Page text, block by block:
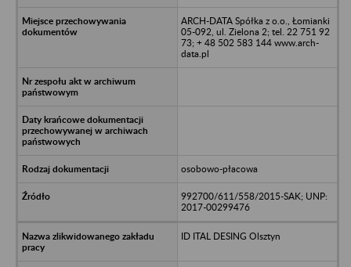
ARCH-DATA Spółka z o.o., Łomianki
05-092, ul. Zielona 2; tel. 22 751 92
73; + 48 502 583 144 www.arch-
data.pl
osobowo-płacowa
992700/611/558/2015-SAK; UNP:
2017-00299476
ID ITAL DESING Olsztyn